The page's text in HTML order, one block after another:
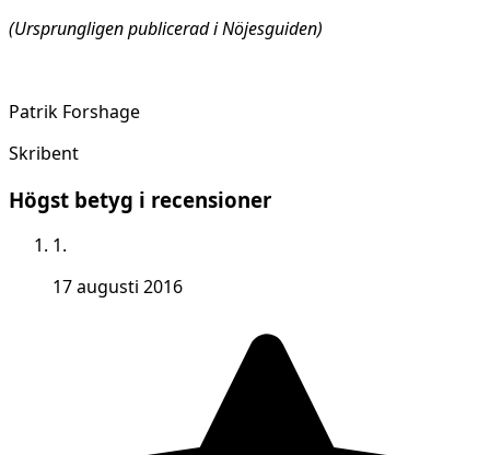
(Ursprungligen publicerad i Nöjesguiden)
Patrik Forshage
Skribent
Högst betyg i recensioner
1.
17 augusti 2016